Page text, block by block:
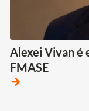
Alexei Vivan é
FMASE
arrow_forward